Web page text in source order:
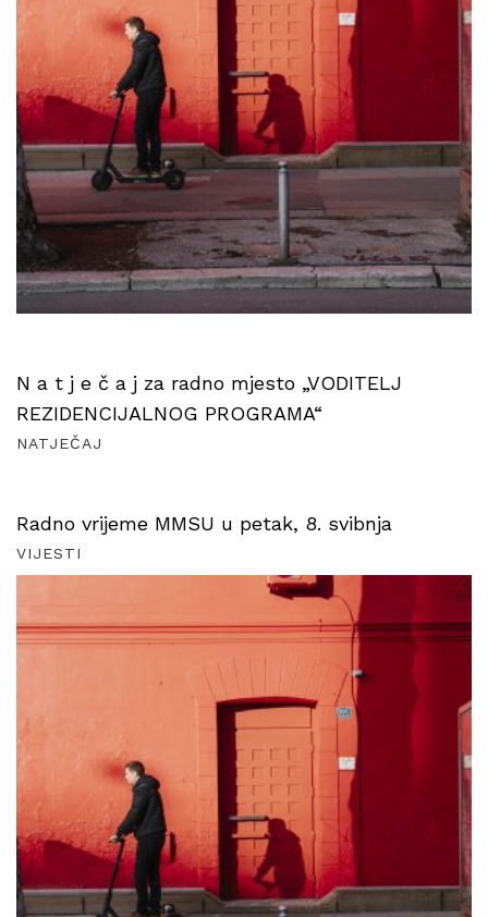
N a t j e č a j za radno mjesto „VODITELJ
REZIDENCIJALNOG PROGRAMA“
NATJEČAJ
Radno vrijeme MMSU u petak, 8. svibnja
VIJESTI